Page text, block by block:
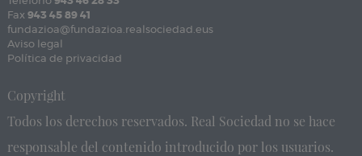
Fax 943 45 89 41
fundazioa@fundazioa.realsociedad.eus
Aviso legal
Política de privacidad
Copyright
Todos los derechos reservados. Real Sociedad no se hace
responsable del contenido introducido por los usuarios.